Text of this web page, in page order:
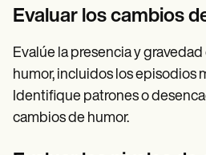
Evaluar los cambios
Evalúe la presencia y
humor, incluidos los episodios
Identifique patrones o
cambios de humor.